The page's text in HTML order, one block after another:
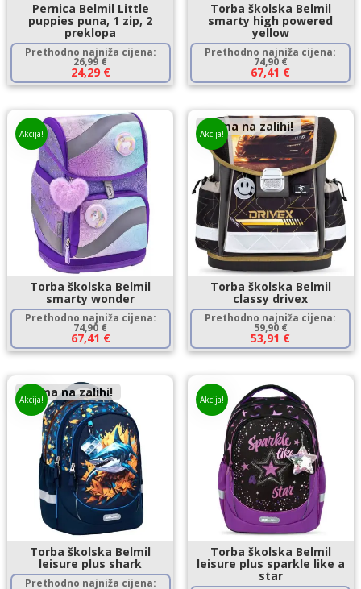
Pernica Belmil Little
puppies puna, 1 zip, 2
preklopa
Prethodno najniža cijena:
26,99 €
24,29 €
Torba školska Belmil
smarty high powered
yellow
Prethodno najniža cijena:
74,90 €
67,41 €
Torba školska Belmil
smarty wonder
Prethodno najniža cijena:
74,90 €
67,41 €
Akcija! Nema na zalihi!
Torba školska Belmil
classy drivex
Prethodno najniža cijena:
59,90 €
53,91 €
Akcija!
Nema na zalihi!
Torba školska Belmil
leisure plus shark
Prethodno najniža cijena:
Akcija!
Torba školska Belmil
leisure plus sparkle like a
star
Akcija!